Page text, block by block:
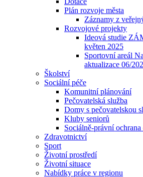
Plán rozvoje města
Záznamy z
Rozvojové projekty
Ideová studie
květen 2025
Sportovní areál
aktualizace 06/
Školství
Sociální péče
Komunitní plánování
Pečovatelská služba
Domy s pečovatelskou
Kluby seniorů
Sociálně-právní ochrana
Zdravotnictví
Sport
Životní prostředí
Životní situace
Nabídky práce v regionu